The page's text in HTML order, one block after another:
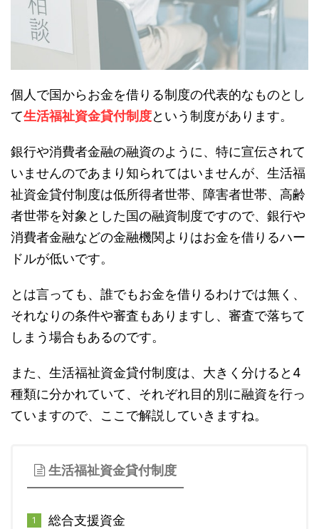
個人で国からお金を借りる制度の代表的なものとし
て生活福祉資金貸付制度という制度があります。
銀行や消費者金融の融資のように、特に宣伝されて
いませんのであまり知られてはいませんが、生活福
祉資金貸付制度は低所得者世帯、障害者世帯、高齢
者世帯を対象とした国の融資制度ですので、銀行や
消費者金融などの金融機関よりはお金を借りるハー
ドルが低いです。
とは言っても、誰でもお金を借りるわけでは無く、
それなりの条件や審査もありますし、審査で落ちて
しまう場合もあるのです。
また、生活福祉資金貸付制度は、大きく分けると4
種類に分かれていて、それぞれ目的別に融資を行っ
ていますので、ここで解説していきますね。
生活福祉資金貸付制度
総合支援資金